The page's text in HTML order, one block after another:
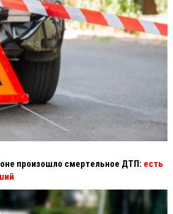
произошло смертельное ДТП: есть